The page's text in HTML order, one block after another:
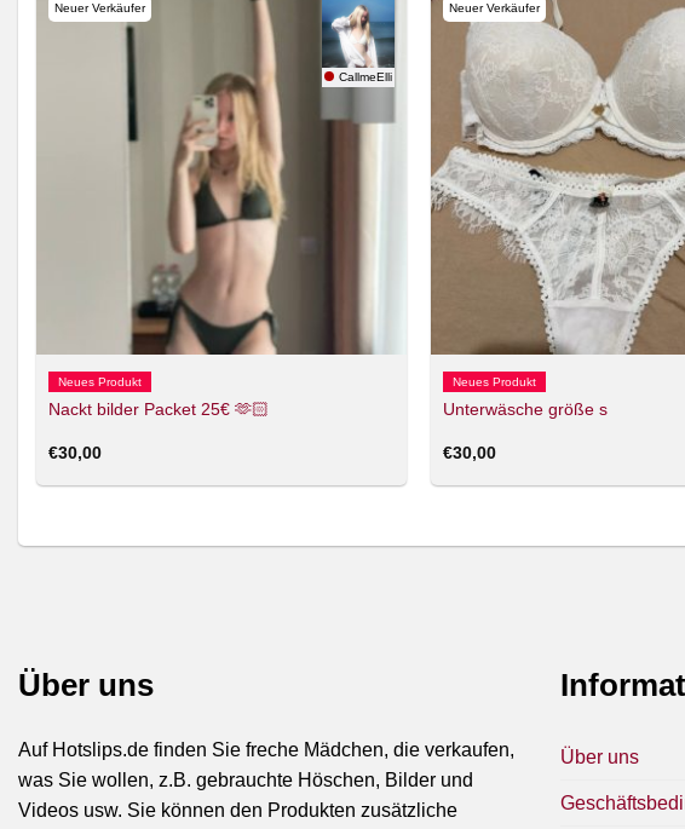
Neuer Verkäufer
CallmeElli
Neues Produkt
Nackt bilder Packet 25€ 🫶🏻
€30,00
Neuer Verkäufer
Neues Produkt
Unterwäsche größe s
€30,00
Über uns
Auf Hotslips.de finden Sie freche Mädchen, die verkaufen,
was Sie wollen, z.B. gebrauchte Höschen, Bilder und
Videos usw. Sie können den Produkten zusätzliche
Über uns